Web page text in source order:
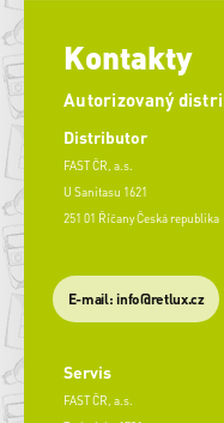
Kontakty
Autorizovaný
Distributor
FAST ČR, a.s.
U Sanitasu 1621
251 01 Říčany Česká republika
E-mail: info@retlux.cz
Servis
FAST ČR, a.s.